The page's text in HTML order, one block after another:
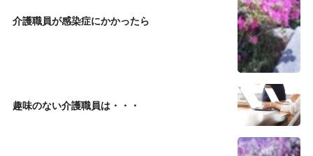
介護職員が感染症にかかったら
趣味のない介護職員は・・・